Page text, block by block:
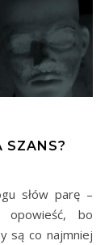
SZANS?
opowieść, bo
są co najmniej